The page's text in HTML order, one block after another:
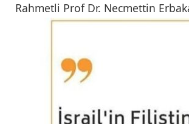
Rahmetli Prof Dr. Necmettin